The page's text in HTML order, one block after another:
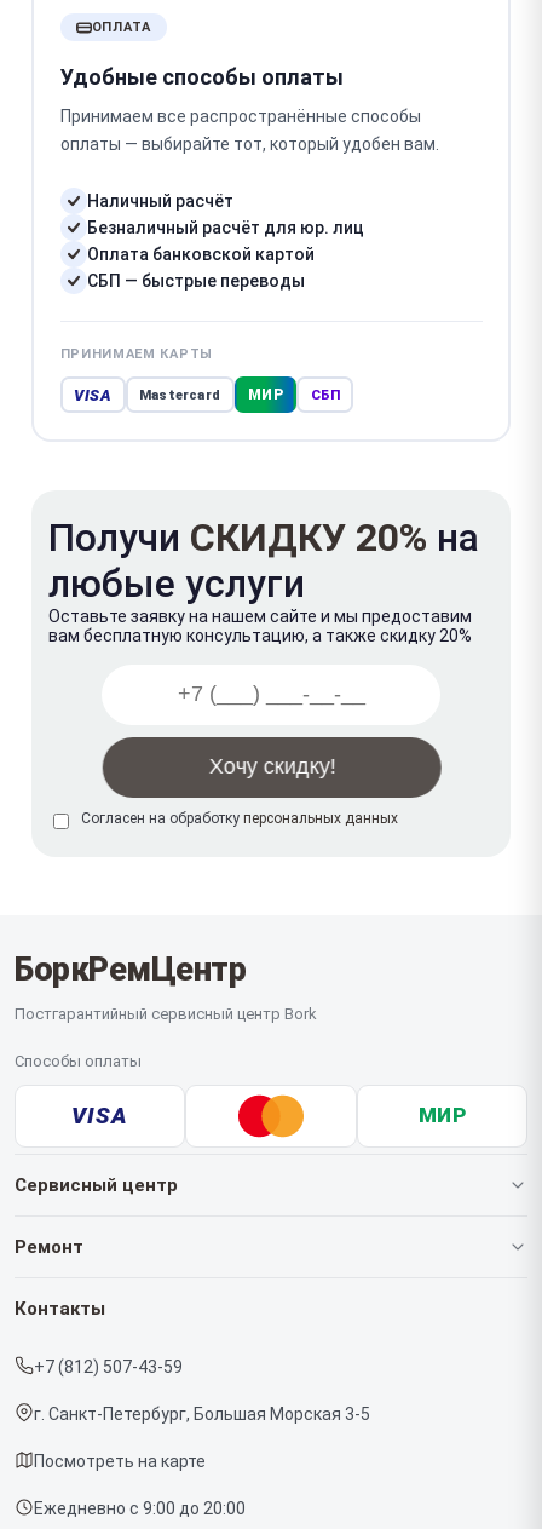
ОПЛАТА
Удобные способы оплаты
Принимаем все распространённые способы
оплаты — выбирайте тот, который удобен вам.
Наличный расчёт
Безналичный расчёт для юр. лиц
Оплата банковской картой
СБП — быстрые переводы
ПРИНИМАЕМ КАРТЫ
VISA Mastercard МИР СБП
Получи СКИДКУ 20% на
любые услуги
Оставьте заявку на нашем сайте и мы предоставим
вам бесплатную консультацию, а также скидку 20%
Согласен на обработку персональных данных
БоркРемЦентр
Постгарантийный сервисный центр Bork
Способы оплаты
VISA МИР
Сервисный центр
О нашем сервисе
Срочный ремонт
Доставка и способы оплаты
Диагностика
Контакты
Ремонт
Роботов-пылесосов
Контакты
+7 (812) 507-43-59
г. Санкт-Петербург, Большая Морская 3-5
Посмотреть на карте
Ежедневно с 9:00 до 20:00